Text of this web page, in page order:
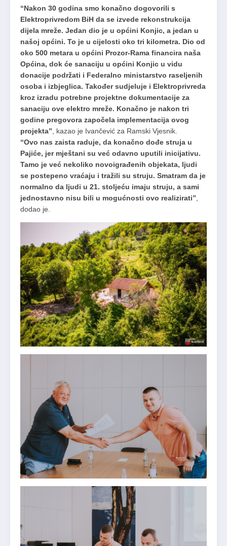
“Nakon 30 godina smo konačno dogovorili s
Elektroprivredom BiH da se izvede rekonstrukcija
dijela mreže. Jedan dio je u općini Konjic, a jedan u
našoj općini. To je u cijelosti oko tri kilometra. Dio od
oko 500 metara u općini Prozor-Rama financira naša
Općina, dok će sanaciju u općini Konjic u vidu
donacije podržati i Federalno ministarstvo raseljenih
osoba i izbjeglica. Također sudjeluje i Elektroprivreda
kroz izradu potrebne projektne dokumentacije za
sanaciju ove elektro mreže. Konačno je nakon tri
godine pregovora započela implementacija ovog
projekta” , kazao je Ivančević za Ramski Vjesnik.
“Ovo nas zaista raduje, da konačno dođe struja u
Pajiće, jer mještani su već odavno uputili inicijativu.
Tamo je već nekoliko novoigrađenih objekata, ljudi
se postepeno vraćaju i tražili su struju. Smatram da je
normalno da ljudi u 21. stoljeću imaju struju, a sami
jednostavno nisu bili u mogućnosti ovo realizirati”
dodao je.